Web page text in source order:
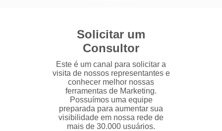
Solicitar um
Consultor
Este é um canal para solicitar a
visita de nossos representantes e
conhecer melhor nossas
ferramentas de Marketing.
Possuímos uma equipe
preparada para aumentar sua
visibilidade em nossa rede de
mais de 30.000 usuários.